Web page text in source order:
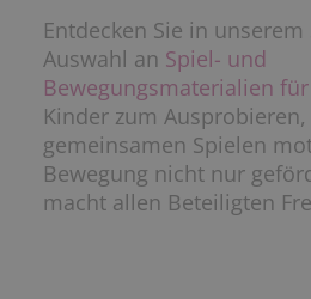
Entdecken Sie in
Auswahl an Spiel- und
Bewegungsmaterialien
Kinder zum
gemeinsamen Spielen
Bewegung nicht nur
macht allen Beteiligten